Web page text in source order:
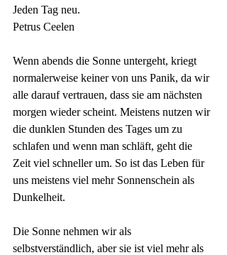
Jeden Tag neu.
Petrus Ceelen
Wenn abends die Sonne untergeht, kriegt
normalerweise keiner von uns Panik, da wir
alle darauf vertrauen, dass sie am nächsten
morgen wieder scheint. Meistens nutzen wir
die dunklen Stunden des Tages um zu
schlafen und wenn man schläft, geht die
Zeit viel schneller um. So ist das Leben für
uns meistens viel mehr Sonnenschein als
Dunkelheit.
Die Sonne nehmen wir als
selbstverständlich, aber sie ist viel mehr als